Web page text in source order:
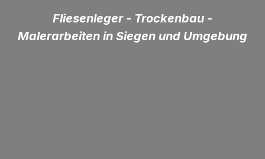
Fliesenleger - Trockenbau -
Malerarbeiten in Siegen und Umgebung